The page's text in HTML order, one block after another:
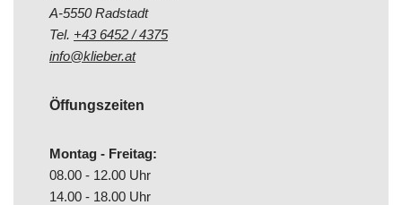
A-5550 Radstadt
Tel. +43 6452 / 4375
info@klieber.at
Öffungszeiten
Montag - Freitag:
08.00 - 12.00 Uhr
14.00 - 18.00 Uhr